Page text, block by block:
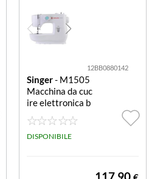
12BB0880142
Singer- M1505
Macchina da cuc
ire elettronica b
ianca M1505
DISPONIBILE
117,90